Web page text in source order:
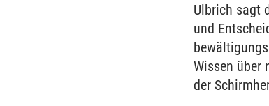
Ulbrich sagt
und
Wissen über
der